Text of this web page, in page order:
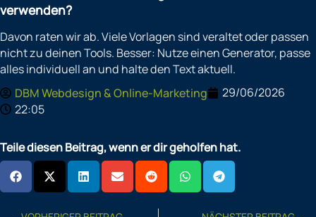
verwenden?
Davon raten wir ab. Viele Vorlagen sind veraltet oder passen
nicht zu deinen Tools. Besser: Nutze einen Generator, passe
alles individuell an und halte den Text aktuell.
DBM Webdesign & Online-Marketing
29/06/2026
22:05
Teile diesen Beitrag, wenn er dir geholfen hat.